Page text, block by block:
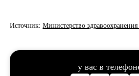
Источник: Министерство
у вас в